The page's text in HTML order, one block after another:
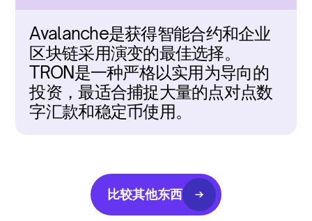
Avalanche是获得智能合约和企业
区块链采用演变的最佳选择。
TRON是一种严格以实用为导向的
投资，最适合捕捉大量的点对点数
字汇款和稳定币使用。
比较其他东西